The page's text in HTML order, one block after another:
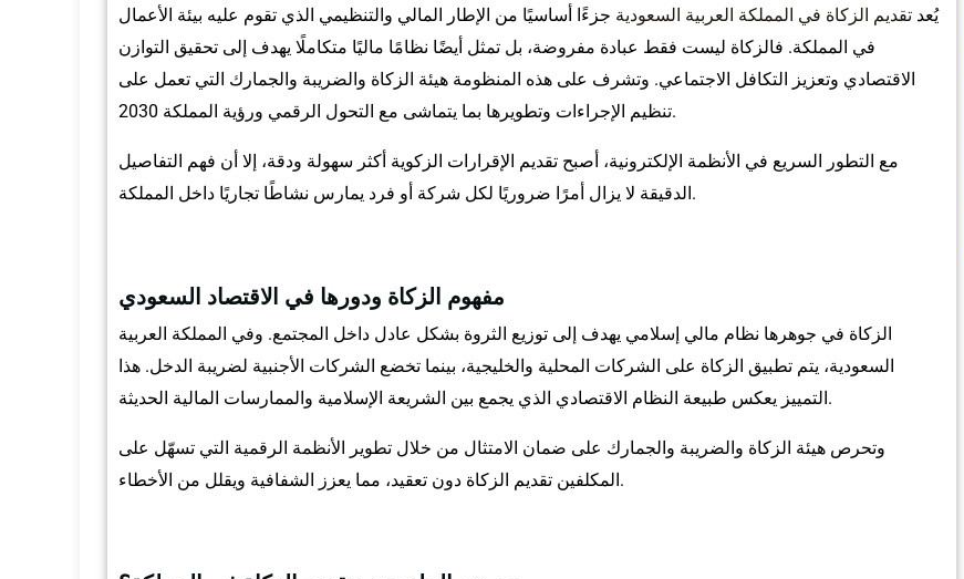
يُعد تقديم الزكاة في المملكة العربية السعودية جزءًا أساسيًا من الإطار المالي والتنظيمي الذي تقوم عليه بيئة الأعمال
في المملكة. فالزكاة ليست فقط عبادة مفروضة، بل تمثل أيضًا نظامًا ماليًا متكاملًا يهدف إلى تحقيق التوازن
الاقتصادي وتعزيز التكافل الاجتماعي. وتشرف على هذه المنظومة هيئة الزكاة والضريبة والجمارك التي تعمل على
تنظيم الإجراءات وتطويرها بما يتماشى مع التحول الرقمي ورؤية المملكة 2030.
مع التطور السريع في الأنظمة الإلكترونية، أصبح تقديم الإقرارات الزكوية أكثر سهولة ودقة، إلا أن فهم التفاصيل
الدقيقة لا يزال أمرًا ضروريًا لكل شركة أو فرد يمارس نشاطًا تجاريًا داخل المملكة.
مفهوم الزكاة ودورها في الاقتصاد السعودي
الزكاة في جوهرها نظام مالي إسلامي يهدف إلى توزيع الثروة بشكل عادل داخل المجتمع. وفي المملكة العربية
السعودية، يتم تطبيق الزكاة على الشركات المحلية والخليجية، بينما تخضع الشركات الأجنبية لضريبة الدخل. هذا
التمييز يعكس طبيعة النظام الاقتصادي الذي يجمع بين الشريعة الإسلامية والممارسات المالية الحديثة.
وتحرص هيئة الزكاة والضريبة والجمارك على ضمان الامتثال من خلال تطوير الأنظمة الرقمية التي تسهّل على
المكلفين تقديم الزكاة دون تعقيد، مما يعزز الشفافية ويقلل من الأخطاء.